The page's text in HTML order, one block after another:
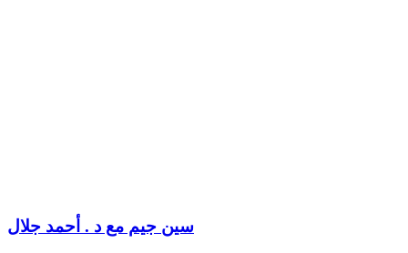
سين جيم مع د . أحمد جلال